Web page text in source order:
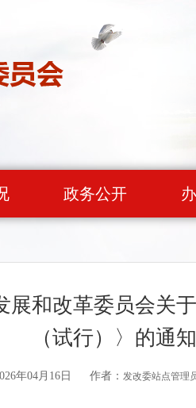
政务公开
展和改革委员会关
（试行）〉的通
年04月16日 作者： 发改委站点管理